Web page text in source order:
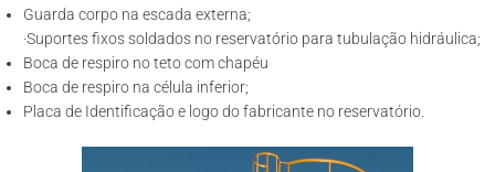
Guarda corpo na escada externa;
·Suportes fixos soldados no reservatório para tubulação hidráulica;
Boca de respiro no teto com chapéu
Boca de respiro na célula inferior;
Placa de Identificação e logo do fabricante no reservatório.